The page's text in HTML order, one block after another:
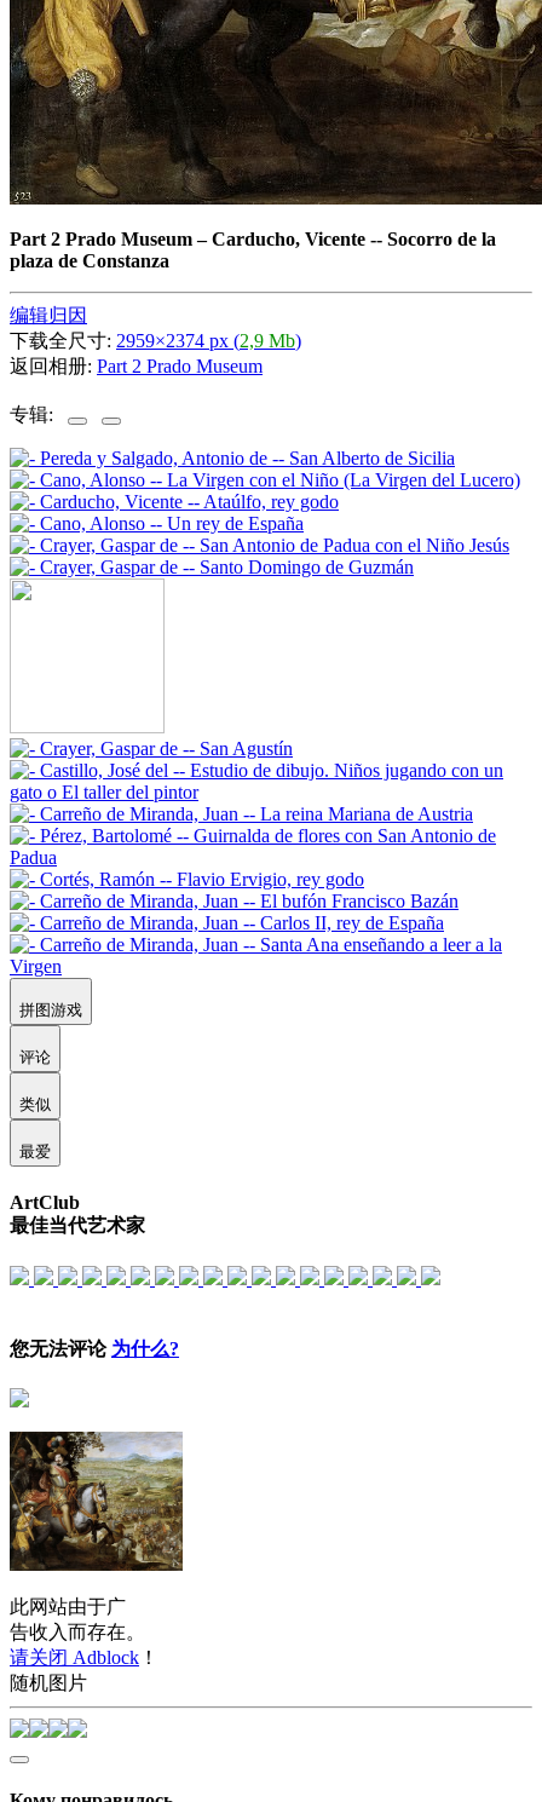
Part 2 Prado Museum–Carducho, Vicente -- Socorro de la
plaza de Constanza
编辑归因
下载全尺寸: 2959×2374 px (2,9 Mb)
返回相册: Part 2 Prado Museum
专辑:
拼图游戏
评论
类似
最爱
ArtClub
最佳当代艺术家
您无法评论 为什么?
此网站由于广
告收入而存在。
请关闭 Adblock ！
随机图片